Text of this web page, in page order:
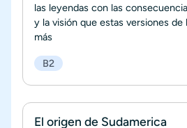
las leyendas con las
y la visión que estas versiones de
más
B2
El origen de Sudamerica